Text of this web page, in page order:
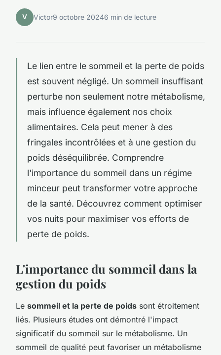
V Victor9 octobre 20246 min de lecture
Le lien entre le sommeil et la perte de poids
est souvent négligé. Un sommeil insuffisant
perturbe non seulement notre métabolisme,
mais influence également nos choix
alimentaires. Cela peut mener à des
fringales incontrôlées et à une gestion du
poids déséquilibrée. Comprendre
l'importance du sommeil dans un régime
minceur peut transformer votre approche
de la santé. Découvrez comment optimiser
vos nuits pour maximiser vos efforts de
perte de poids.
L'importance du sommeil dans la
gestion du poids
Le sommeil et la perte de poids sont étroitement
liés. Plusieurs études ont démontré l'impact
significatif du sommeil sur le métabolisme. Un
sommeil de qualité peut favoriser un métabolisme